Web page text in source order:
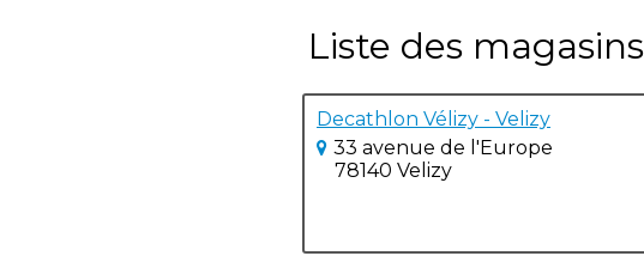
Liste des
Decathlon Vélizy - Velizy
33 avenue de l'Europe
78140 Velizy